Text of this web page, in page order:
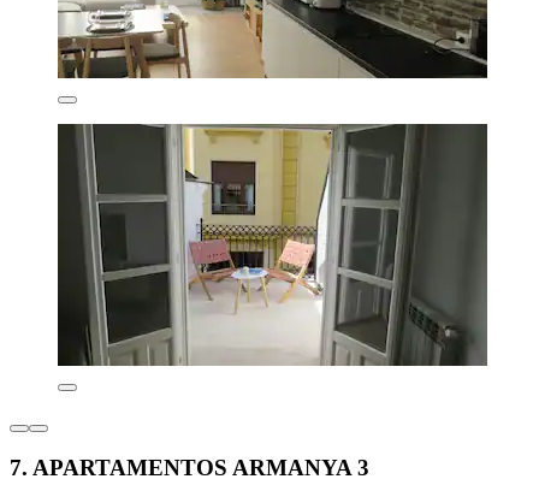
7. APARTAMENTOS ARMANYA 3